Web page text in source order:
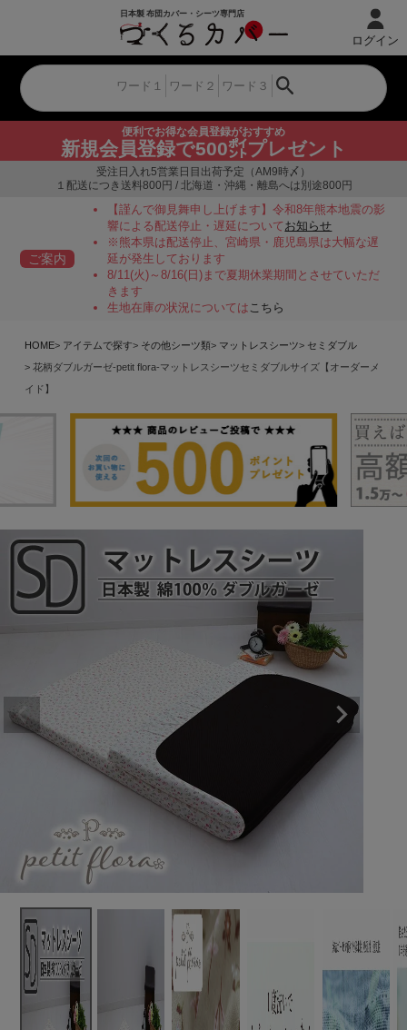
便利でお得な会員登録がおすすめ
新規会員登録で500㌽プレゼント
ログイン
受注日入れ5営業日目出荷予定（AM9時〆）
１配送につき送料800円 / 北海道・沖縄・離島へは別途800円
ご案内
【謹んで御見舞申し上げます】令和8年熊本地震の影
響による配送停止・遅延についてお知らせ
※熊本県は配送停止、宮崎県・鹿児島県は大幅な遅
延が発生しております
8/11(火)～8/16(日)まで夏期休業期間とさせていただ
きます
生地在庫の状況についてはこちら
HOME アイテムで探す その他シーツ類 マットレスシーツ
セミダブル
花柄ダブルガーゼ-petit flora-マットレスシーツセミダブルサイズ【オーダーメ
イド】